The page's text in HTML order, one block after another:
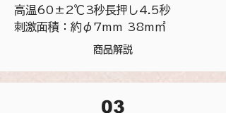
高温60±2℃3秒長押し4.5秒
刺激面積：約φ7mm 38m㎡
商品解説
03